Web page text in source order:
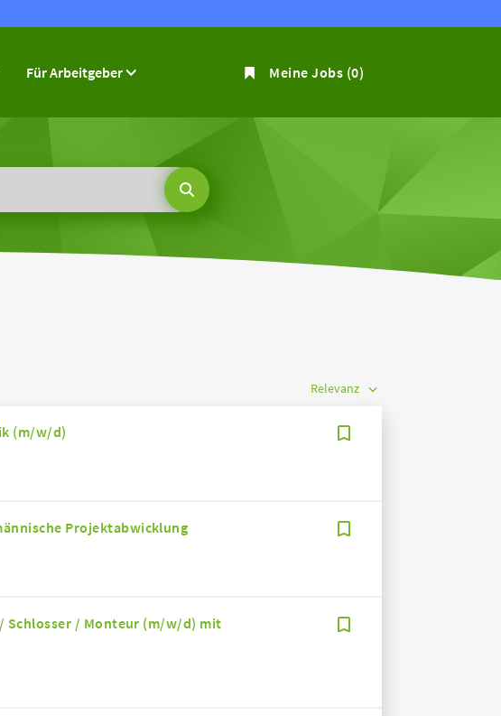
Für Arbeitgeber Meine Jobs (0)
(m/w/d)
Projektabwicklung
Schlosser / Monteur (m/w/d) mit